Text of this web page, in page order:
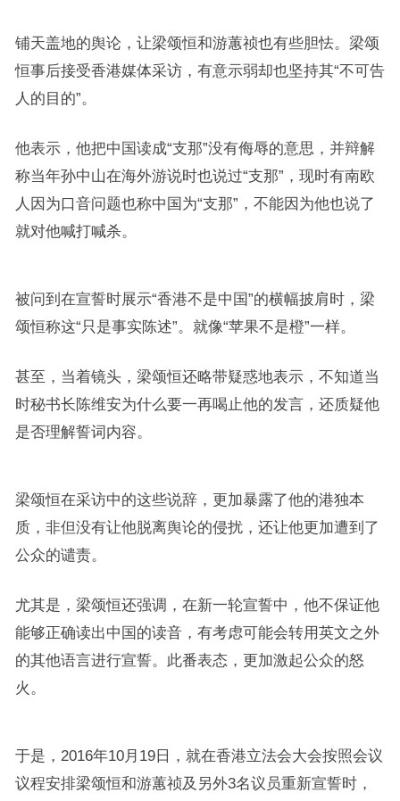
铺天盖地的舆论，让梁颂恒和游蕙祯也有些胆怯。梁颂
恒事后接受香港媒体采访，有意示弱却也坚持其“不可告
人的目的”。
他表示，他把中国读成“支那”没有侮辱的意思，并辩解
称当年孙中山在海外游说时也说过“支那”，现时有南欧
人因为口音问题也称中国为“支那”，不能因为他也说了
就对他喊打喊杀。
被问到在宣誓时展示“香港不是中国”的横幅披肩时，梁
颂恒称这“只是事实陈述”。就像“苹果不是橙”一样。
甚至，当着镜头，梁颂恒还略带疑惑地表示，不知道当
时秘书长陈维安为什么要一再喝止他的发言，还质疑他
是否理解誓词内容。
梁颂恒在采访中的这些说辞，更加暴露了他的港独本
质，非但没有让他脱离舆论的侵扰，还让他更加遭到了
公众的谴责。
尤其是，梁颂恒还强调，在新一轮宣誓中，他不保证他
能够正确读出中国的读音，有考虑可能会转用英文之外
的其他语言进行宣誓。此番表态，更加激起公众的怒
火。
于是，2016年10月19日，就在香港立法会大会按照会议
议程安排梁颂恒和游蕙祯及另外3名议员重新宣誓时，